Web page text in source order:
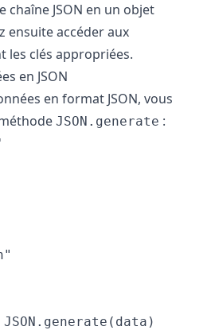
JSON en un objet
ensuite accéder aux
les clés appropriées.
en JSON
en format JSON, vous
JSON.generate :